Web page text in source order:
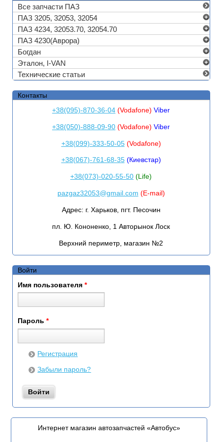
Все запчасти ПАЗ
ПАЗ 3205, 32053, 32054
ПАЗ 4234, 32053.70, 32054.70
ПАЗ 4230(Аврора)
Богдан
Эталон, I-VAN
Технические статьи
Контакты
+38(095)-870-36-04 (Vodafone)Viber
+38(050)-888-09-90 (Vodafone)Viber
+38(099)-333-50-05(Vodafone)
+38(067)-761-68-35(Киевстар)
+38(073)-020-55-50 (Life)
pazgaz32053@gmail.com (E-mail)
Адрес: г. Харьков, пгт. Песочин
пл. Ю. Кононенко, 1 Авторынок Лоск
Верхний периметр, магазин №2
Войти
Имя пользователя *
Пароль *
Регистрация
Забыли пароль?
Интернет магазин автозапчастей «Автобус»